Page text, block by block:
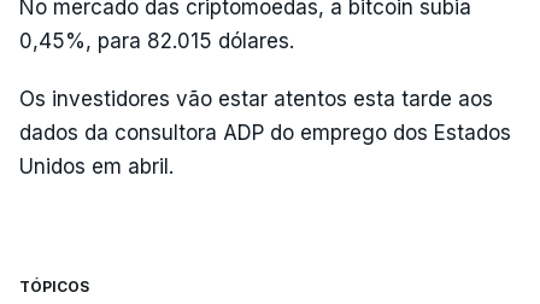
No mercado das criptomoedas, a bitcoin subia
0,45%, para 82.015 dólares.
Os investidores vão estar atentos esta tarde aos
dados da consultora ADP do emprego dos Estados
Unidos em abril.
TÓPICOS